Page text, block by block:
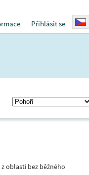
Přihlásit se
oblastí bez běžného